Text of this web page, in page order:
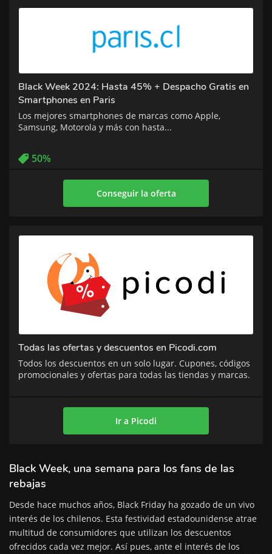
Black Week 2024: Hasta 45% + Despacho Gratis en
Smartphones en Paris
Los mejores smartphones de marcas como Apple,
Samsung, Motorola y más con hasta...
50%
Conseguir la oferta
Todas las ofertas y descuentos en Picodi.com
Todos los descuentos en un solo lugar. Cupones, códigos
promocionales y ofertas para todas las tiendas y marcas.
Ir a Picodi
Black Week, una semana para los fans de las
rebajas
Desde hace muchos años, Black Friday ha gozado de un vivo
interés de los chilenos. Esta festividad estadounidense atrae
multitud de consumidores que utilizan los descuentos
ofrecidos cada vez mejor. Así pues, ante el interés de los